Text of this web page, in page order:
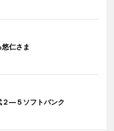
仁さま
２―５ソフトバンク